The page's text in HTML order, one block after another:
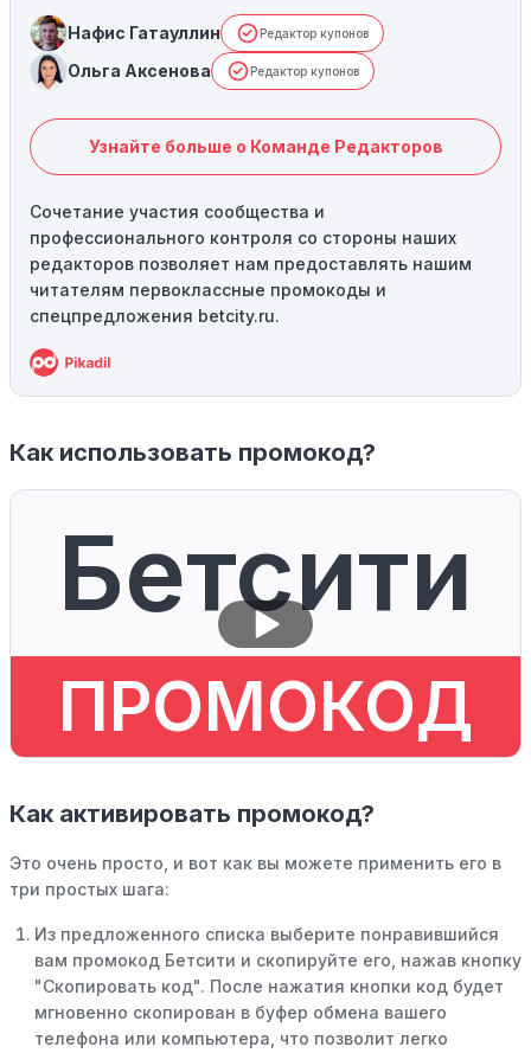
Нафис Гатауллин Редактор купонов
Ольга Аксенова Редактор купонов
Узнайте больше о Команде Редакторов
Сочетание участия сообщества и
профессионального контроля со стороны наших
редакторов позволяет нам предоставлять нашим
читателям первоклассные промокоды и
спецпредложения betcity.ru.
Как использовать промокод?
Бетсити
ПРОМОКОД
Как активировать промокод?
Это очень просто, и вот как вы можете применить его в
три простых шага:
Из предложенного списка выберите понравившийся
вам промокод Бетсити и скопируйте его, нажав кнопку
"Скопировать код". После нажатия кнопки код будет
мгновенно скопирован в буфер обмена вашего
телефона или компьютера, что позволит легко